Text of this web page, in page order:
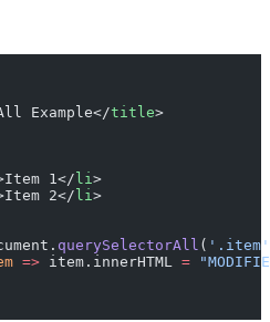
Example</title>
1</ li>
2</ li>
querySelectorAll ( '.item'
=> item.innerHTML =